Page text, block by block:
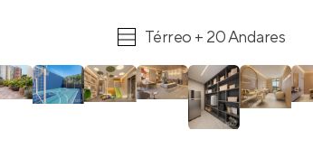
Térreo + 20 Andares